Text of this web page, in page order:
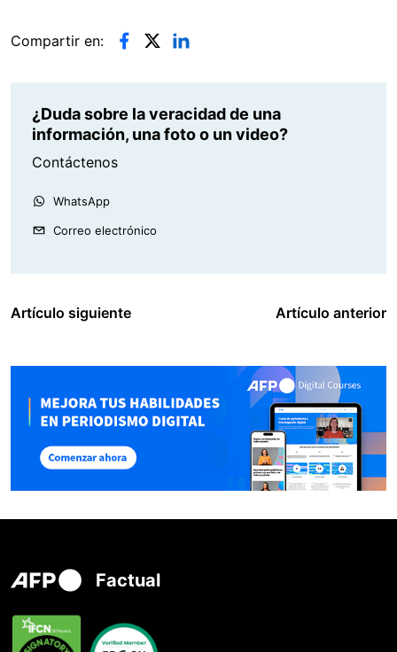
Compartir en:
¿Duda sobre la veracidad de una
información, una foto o un video?
Contáctenos
WhatsApp
Correo electrónico
Artículo siguiente Artículo anterior
Factual